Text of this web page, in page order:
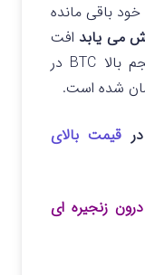
خود باقی مانده
می یابدافت
ناگهانی قیمت با سرمایه گذاری حجم بالا BTC در
شده است.
قیمت بالای
زنجیره ای